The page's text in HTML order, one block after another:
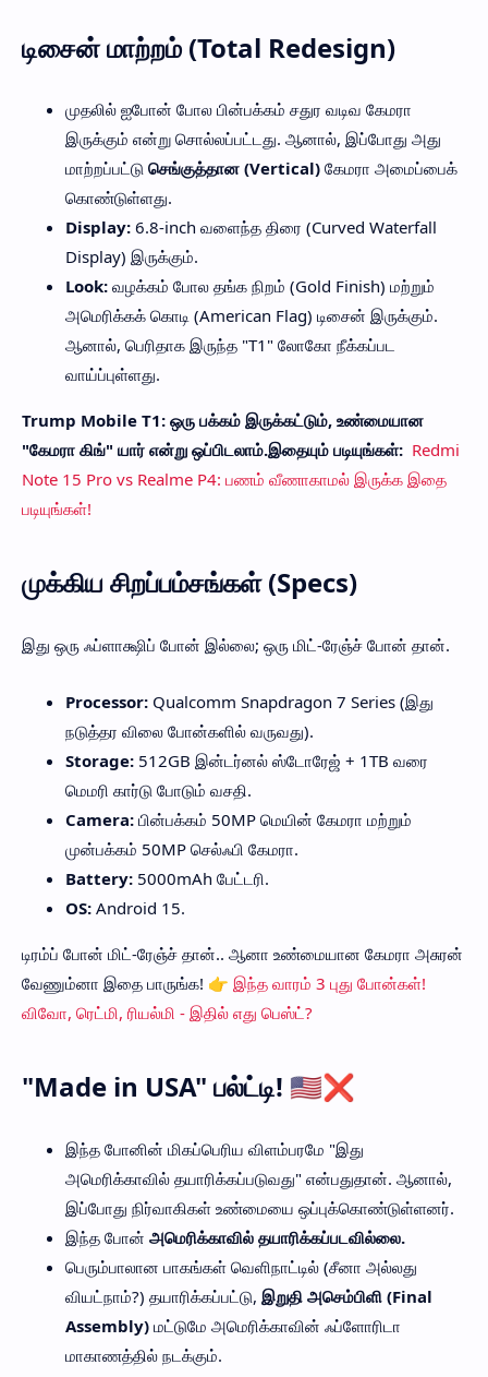
டிசைன் மாற்றம் (Total Redesign)
முதலில் ஐபோன் போல பின்பக்கம் சதுர வடிவ கேமரா
இருக்கும் என்று சொல்லப்பட்டது. ஆனால், இப்போது அது
மாற்றப்பட்டு செங்குத்தான (Vertical) கேமரா அமைப்பைக்
கொண்டுள்ளது.
Display: 6.8-inch வளைந்த திரை (Curved Waterfall
Display) இருக்கும்.
Look: வழக்கம் போல தங்க நிறம் (Gold Finish) மற்றும்
அமெரிக்கக் கொடி (American Flag) டிசைன் இருக்கும்.
ஆனால், பெரிதாக இருந்த "T1" லோகோ நீக்கப்பட
வாய்ப்புள்ளது.
Trump Mobile T1: ஒரு பக்கம் இருக்கட்டும், உண்மையான
"கேமரா கிங்" யார் என்று ஒப்பிடலாம்.இதையும் படியுங்கள்: Redmi
Note 15 Pro vs Realme P4: பணம் வீணாகாமல் இருக்க இதை
படியுங்கள்!
முக்கிய சிறப்பம்சங்கள் (Specs)
இது ஒரு ஃப்ளாக்ஷிப் போன் இல்லை; ஒரு மிட்-ரேஞ்ச் போன் தான்.
Processor: Qualcomm Snapdragon 7 Series (இது
நடுத்தர விலை போன்களில் வருவது).
Storage: 512GB இன்டர்னல் ஸ்டோரேஜ் + 1TB வரை
மெமரி கார்டு போடும் வசதி.
Camera: பின்பக்கம் 50MP மெயின் கேமரா மற்றும்
முன்பக்கம் 50MP செல்ஃபி கேமரா.
Battery: 5000mAh பேட்டரி.
OS: Android 15.
டிரம்ப் போன் மிட்-ரேஞ்ச் தான்.. ஆனா உண்மையான கேமரா அசுரன்
வேணும்னா இதை பாருங்க! 👉 இந்த வாரம் 3 புது போன்கள்!
விவோ, ரெட்மி, ரியல்மி - இதில் எது பெஸ்ட்?
"Made in USA" பல்ட்டி! 🇺🇸❌
இந்த போனின் மிகப்பெரிய விளம்பரமே "இது
அமெரிக்காவில் தயாரிக்கப்படுவது" என்பதுதான். ஆனால்,
இப்போது நிர்வாகிகள் உண்மையை ஒப்புக்கொண்டுள்ளனர்.
இந்த போன் அமெரிக்காவில் தயாரிக்கப்படவில்லை.
பெரும்பாலான பாகங்கள் வெளிநாட்டில் (சீனா அல்லது
வியட்நாம்?) தயாரிக்கப்பட்டு, இறுதி அசெம்பிளி (Final
Assembly) மட்டுமே அமெரிக்காவின் ஃப்ளோரிடா
மாகாணத்தில் நடக்கும்.